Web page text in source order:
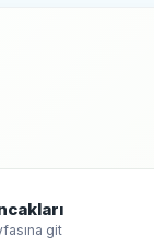
git